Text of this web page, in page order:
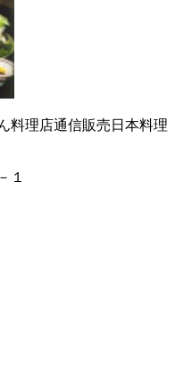
料理店通信販売 日本料理
１